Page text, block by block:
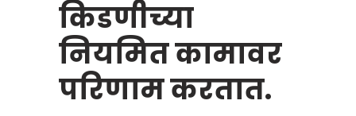
किडणीच्या
नियमित कामावर
परिणाम करतात.